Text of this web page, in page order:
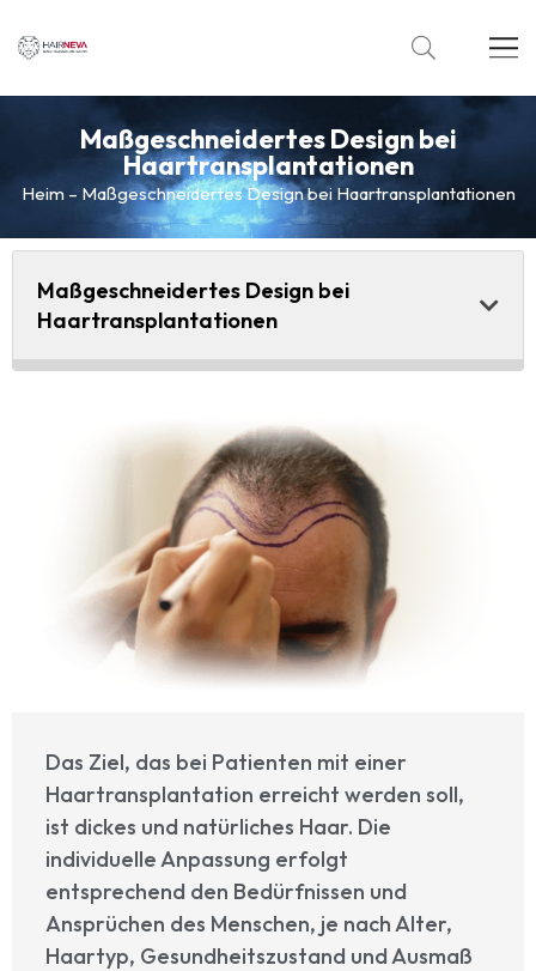
Maßgeschneidertes Design bei
Haartransplantationen
Heim– Maßgeschneidertes Design bei Haartransplantationen
Maßgeschneidertes Design bei
Haartransplantationen
Das Ziel, das bei Patienten mit einer
Haartransplantation erreicht werden soll,
ist dickes und natürliches Haar. Die
individuelle Anpassung erfolgt
entsprechend den Bedürfnissen und
Ansprüchen des Menschen, je nach Alter,
Haartyp, Gesundheitszustand und Ausmaß